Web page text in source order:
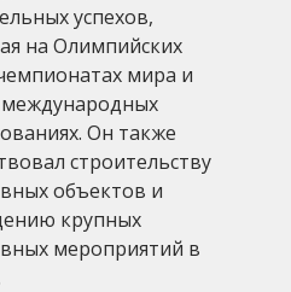
успехов,
на Олимпийских
мира и
международных
Он также
строительству
объектов и
крупных
мероприятий в